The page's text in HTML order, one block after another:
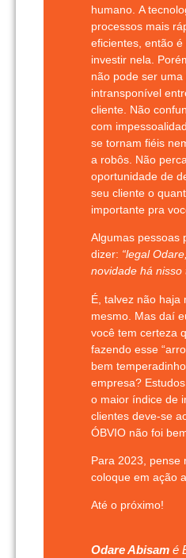
humano. A
processos mais
eficientes, então é
investir nela.
não pode ser uma
intransponível
cliente. Não
com
se tornam fiéis
a robôs. Não
oportunidade de
seu cliente o
importante pra
Algumas pessoas
dizer: “legal
novidade há nisso
É, talvez não haja
mesmo. Mas daí
você tem certeza
fazendo esse
bem
empresa?
o maior índice de
clientes deve-se
ÓBVIO não foi
Para 2023, pense
coloque em ação
Até o próximo!
Odare Abisam é